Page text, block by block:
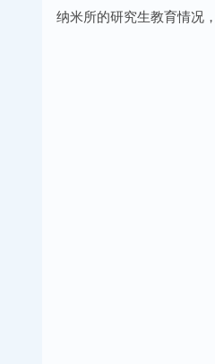
纳米所的研究生教育情况